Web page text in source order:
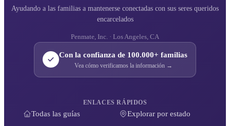
Ayudando a las familias a mantenerse conectadas con sus seres queridos
encarcelados
Penmate, Inc. · Los Angeles, CA
Con la confianza de 100.000+ familias
Vea cómo verificamos la información →
ENLACES RÁPIDOS
Todas las guías Explorar por estado